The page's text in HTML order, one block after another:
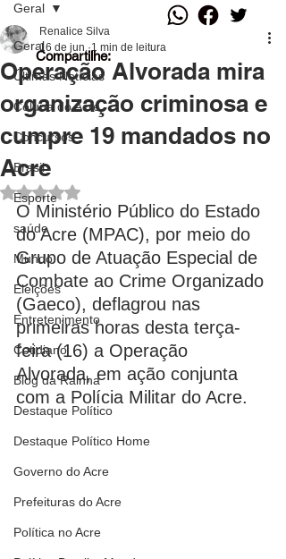
Geral
Últimas Notícias
Coluna do Acre
Concursos
Brasil
Esporte
saúde
Mundo
Eleições
Entretenimento
Cotidiano
Blog da Rainha
Destaque Político
Destaque Político Home
Governo do Acre
Prefeituras do Acre
Política no Acre
Geral
Operação Alvorada mira
organização criminosa e
cumpre 19 mandados no
Acre
Renalice Silva
16 de jun. 1 min de leitura
Avaliado com NaN de 5 estrelas.
O Ministério Público do Estado
do Acre (MPAC), por meio do
Grupo de Atuação Especial de
Combate ao Crime Organizado
(Gaeco), deflagrou nas
primeiras horas desta terça-
feira (16) a Operação
Alvorada, em ação conjunta
com a Polícia Militar do Acre.
Compartilhe: